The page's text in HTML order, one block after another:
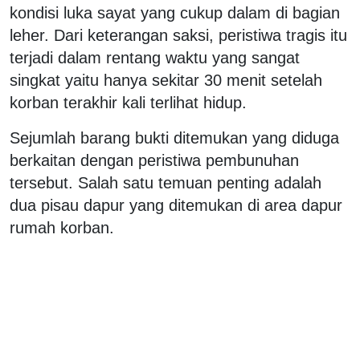
kondisi luka sayat yang cukup dalam di bagian
leher. Dari keterangan saksi, peristiwa tragis itu
terjadi dalam rentang waktu yang sangat
singkat yaitu hanya sekitar 30 menit setelah
korban terakhir kali terlihat hidup.
Sejumlah barang bukti ditemukan yang diduga
berkaitan dengan peristiwa pembunuhan
tersebut. Salah satu temuan penting adalah
dua pisau dapur yang ditemukan di area dapur
rumah korban.